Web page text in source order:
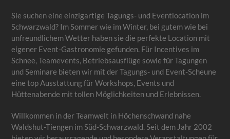
Sie suchen eine einzigartige Tagungs- und Eventlocation im
Schwarzwald? Im Sommer wie im Winter, bei gutem wie bei
unfreundlichem Wetter haben sie die perfekte Location mit
eigener Event-Gastronomie gefunden. Für Incentives im
Schnee, Teamevents, Betriebsausflüge sowie für Tagungen
und Seminare bieten wir mit der Tagungs- und Event-Scheune
eine top Ausstattung für Workshops, Events und
Hüttenabende mit tollen Möglichkeiten und Erlebnissen.
Willkommen in der Teamwelt in Höchenschwand nahe
Waldshut-Tiengen im Süd-Schwarzwald. Seit dem Jahr 2002